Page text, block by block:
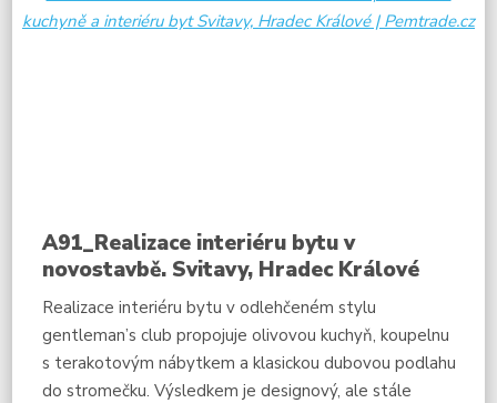
A91_Realizace interiéru bytu v
novostavbě. Svitavy, Hradec Králové
Realizace interiéru bytu v odlehčeném stylu
gentleman’s club propojuje olivovou kuchyň, koupelnu
s terakotovým nábytkem a klasickou dubovou podlahu
do stromečku. Výsledkem je designový, ale stále